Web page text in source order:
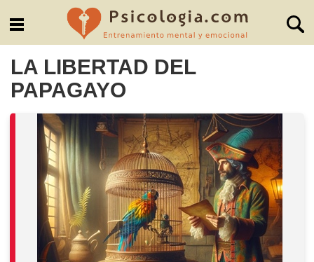
LA LIBERTAD DEL
PAPAGAYO